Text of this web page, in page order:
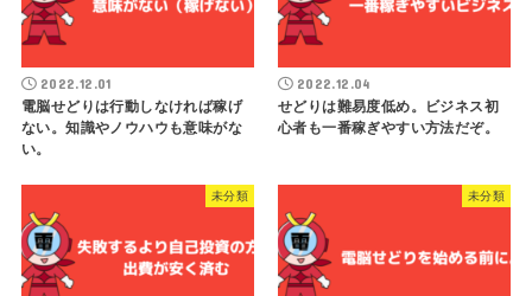
2022.12.01
電脳せどりは行動しなければ稼げ
ない。知識やノウハウも意味がな
い。
2022.12.04
せどりは難易度低め。ビジネス初
心者も一番稼ぎやすい方法だぞ。
未分類 未分類